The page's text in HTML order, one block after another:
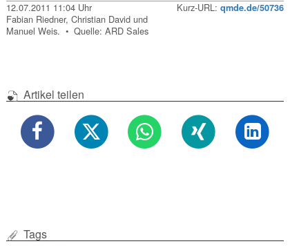
12.07.2011 11:04 Uhr Kurz-URL: qmde.de/50736
Fabian Riedner, Christian David und
Manuel Weis. • Quelle: ARD Sales
Artikel teilen
Tags